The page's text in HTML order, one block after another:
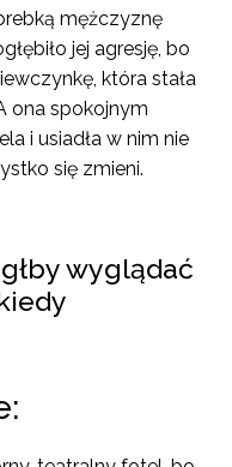
mężczyznę
jej agresję, bo
która stała
ona spokojnym
i usiadła w nim nie
się zmieni.
wyglądać